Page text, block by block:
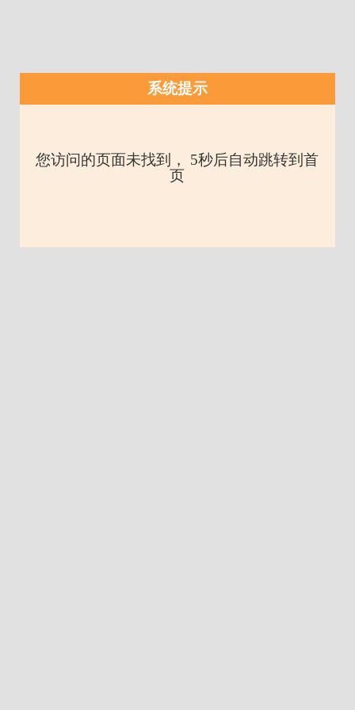
系统提示
您访问的页面未找到， 5秒后自动跳转到首
页